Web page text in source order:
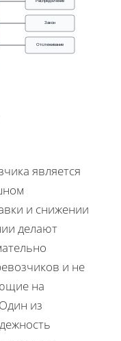
Распределение
Закон
Отслеживание
является
и снижении
делают
и не
на
из